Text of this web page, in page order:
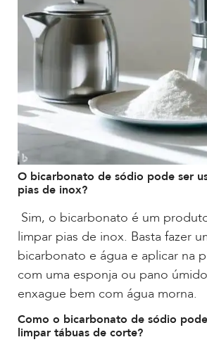
O bicarbonato de sódio pode ser
pias de inox?
Sim, o bicarbonato é um
limpar pias de inox. Basta fazer
bicarbonato e água e aplicar na
com uma esponja ou pano
enxague bem com água morna.
Como o bicarbonato de sódio
limpar tábuas de corte?